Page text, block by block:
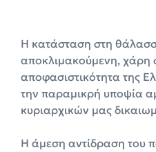
Η κατάσταση στη
αποκλιμακούμενη, χάρη
αποφασιστικότητα της
την παραμικρή υποψία
κυριαρχικών μας
Η άμεση αντίδραση του